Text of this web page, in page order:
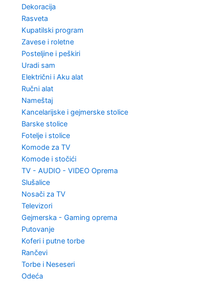
Dekoracija
Rasveta
Kupatilski program
Zavese i roletne
Posteljine i peškiri
Uradi sam
Električni i Aku alat
Ručni alat
Nameštaj
Kancelarijske i gejmerske stolice
Barske stolice
Fotelje i stolice
Komode za TV
Komode i stočići
TV - AUDIO - VIDEO Oprema
Slušalice
Nosači za TV
Televizori
Gejmerska - Gaming oprema
Putovanje
Koferi i putne torbe
Rančevi
Torbe i Neseseri
Odeća